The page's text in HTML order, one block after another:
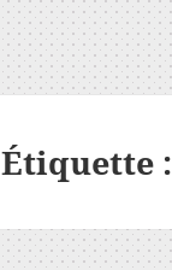
Étiquette :